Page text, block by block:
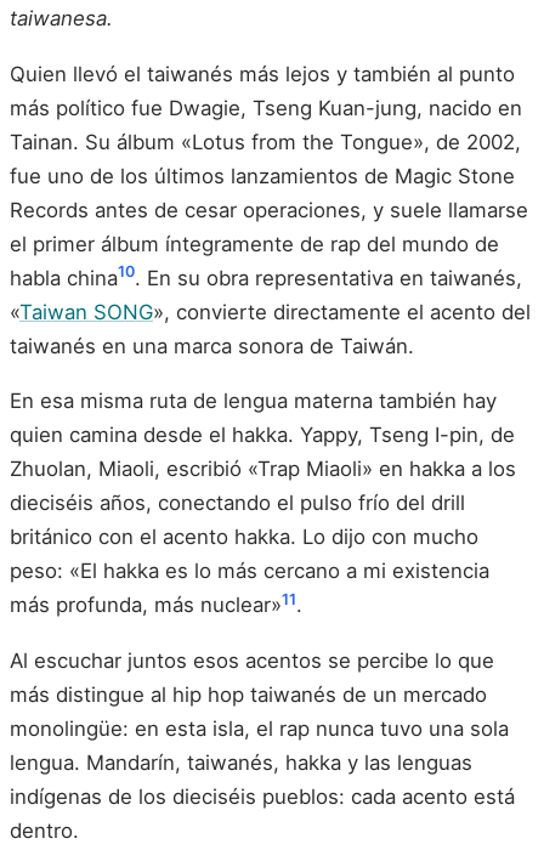
taiwanesa.
Quien llevó el taiwanés más lejos y también al punto
más político fue Dwagie, Tseng Kuan-jung, nacido en
Tainan. Su álbum «Lotus from the Tongue», de 2002,
fue uno de los últimos lanzamientos de Magic Stone
Records antes de cesar operaciones, y suele llamarse
el primer álbum íntegramente de rap del mundo de
habla china10. En su obra representativa en taiwanés,
«Taiwan SONG», convierte directamente el acento del
taiwanés en una marca sonora de Taiwán.
En esa misma ruta de lengua materna también hay
quien camina desde el hakka. Yappy, Tseng I-pin, de
Zhuolan, Miaoli, escribió «Trap Miaoli» en hakka a los
dieciséis años, conectando el pulso frío del drill
británico con el acento hakka. Lo dijo con mucho
peso: «El hakka es lo más cercano a mi existencia
más profunda, más nuclear»11.
Al escuchar juntos esos acentos se percibe lo que
más distingue al hip hop taiwanés de un mercado
monolingüe: en esta isla, el rap nunca tuvo una sola
lengua. Mandarín, taiwanés, hakka y las lenguas
indígenas de los dieciséis pueblos: cada acento está
dentro.